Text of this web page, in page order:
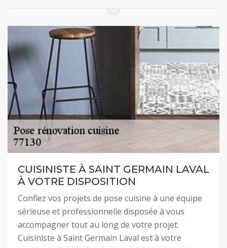
CUISINISTE À SAINT GERMAIN LAVAL
À VOTRE DISPOSITION
Confiez vos projets de pose cuisine à une équipe
sérieuse et professionnelle disposée à vous
accompagner tout au long de votre projet.
Cuisiniste à Saint Germain Laval est à votre